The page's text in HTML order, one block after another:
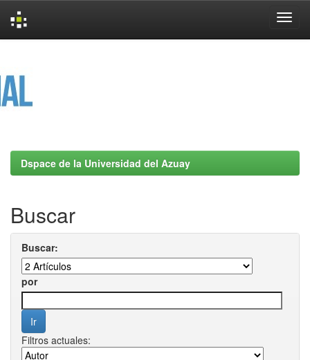
Dspace de la Universidad del Azuay
Buscar
Buscar:
por
Filtros actuales: